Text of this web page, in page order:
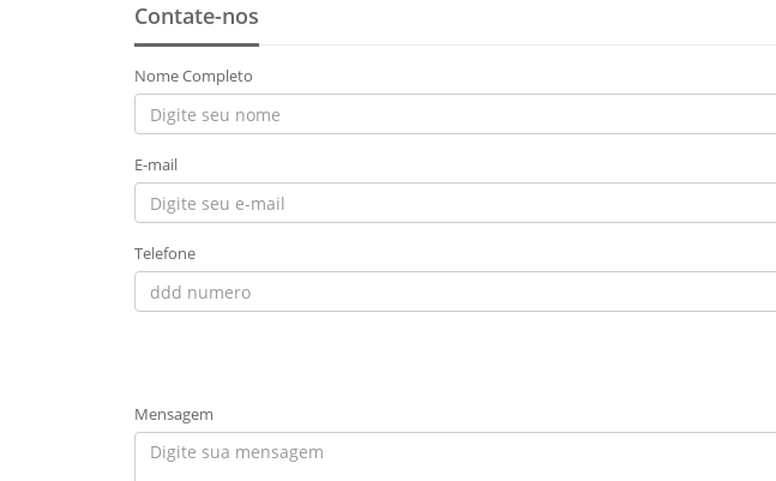
Contate-nos
Nome Completo
E-mail
Telefone
Mensagem